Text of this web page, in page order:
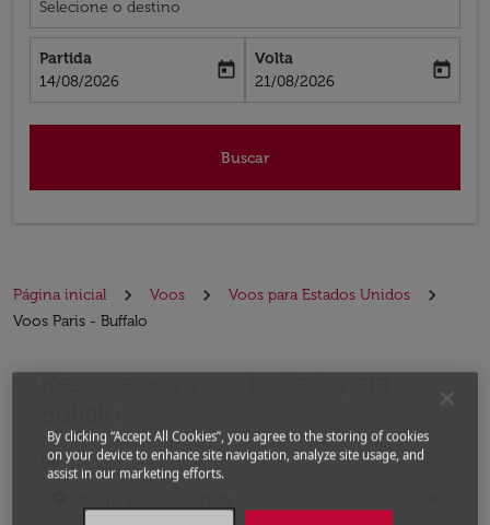
Selecione o destino
Partida
fc-booking-departure-date-aria-label
14/08/2026
today
Volta
fc-booking-return-date-aria-label
21/08/2026
today
Buscar
Página inicial Voos
Voos para Estados Unidos
Voos Paris - Buffalo
Reserve seu voo de Paris para
De
Experimente atualizar a rota (partida e/ou destino)
By clicking “Accept All Cookies”, you agree to the storing of cookies
on your device to enhance site navigation, analyze site usage, and
assist in our marketing efforts.